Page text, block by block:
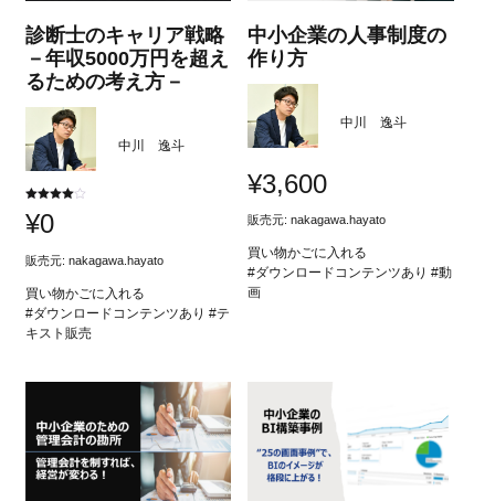
診断士のキャリア戦略
－年収5000万円を超え
るための考え方－
中川 逸斗
4.00
の評価
¥0
販売元: nakagawa.hayato
買い物かごに入れる
#ダウンロードコンテンツあり #テ
キスト販売
中小企業の人事制度の
作り方
中川 逸斗
¥3,600
販売元:nakagawa.hayato
買い物かごに入れる
#ダウンロードコンテンツあり #動
画